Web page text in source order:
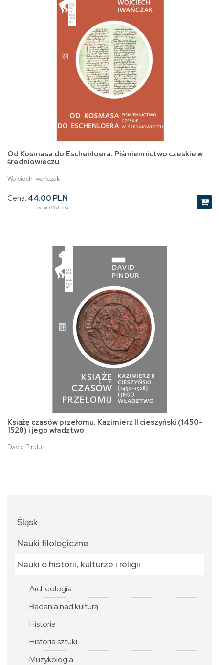
Od Kosmasa do Eschenloera. Piśmiennictwo czeskie w
średniowieczu
Wojciech Iwańczak
Cena: 44.00 PLN
w tym VAT 5%
Książę czasów przełomu. Kazimierz II cieszyński (1450-
1528) i jego władztwo
David Pindur
Śląsk
Nauki filologiczne
Nauki o historii, kulturze i religii
Archeologia
Badania nad kulturą
Historia
Historia sztuki
Muzykologia